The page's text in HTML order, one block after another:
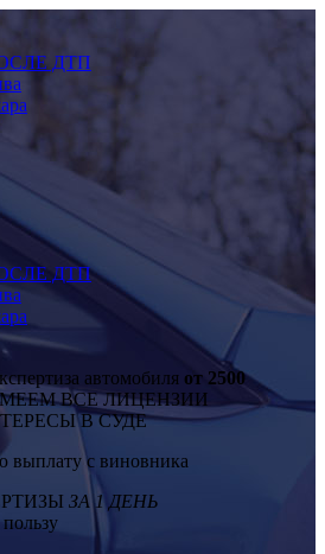
ДТП
ДТП
автомобиля от 2500
ВСЕ ЛИЦЕНЗИИ
В СУДЕ
выплату с виновника
ЗА 1 ДЕНЬ